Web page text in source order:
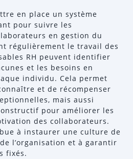
en place un système
pour suivre les
en gestion du
régulièrement le travail des
RH peuvent identifier
et les besoins en
individu. Cela permet
et de récompenser
mais aussi
pour améliorer les
des collaborateurs.
à instaurer une culture de
l’organisation et à garantir
fixés.